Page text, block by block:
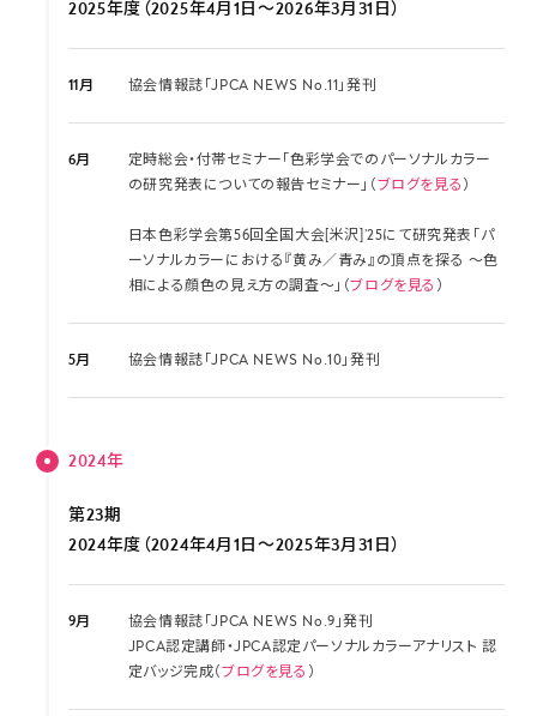
2025年度（2025年4月1日～2026年3月31日）
11月 協会情報誌「JPCA NEWS No.11」発刊
6月
定時総会・付帯セミナー「色彩学会でのパーソナルカラー
の研究発表についての報告セミナー」（ブログを見る ）
日本色彩学会第56回全国大会[米沢]’25にて研究発表「パ
ーソナルカラーにおける『黄み／青み』の頂点を探る 〜色
相による顔色の見え方の調査〜」（ブログを見る ）
5月 協会情報誌「JPCA NEWS No.10」発刊
2024年
第23期
2024年度（2024年4月1日～2025年3月31日）
9月
協会情報誌「JPCA NEWS No.9」発刊
JPCA認定講師・JPCA認定パーソナルカラーアナリスト 認
定バッジ完成（ブログを見る ）